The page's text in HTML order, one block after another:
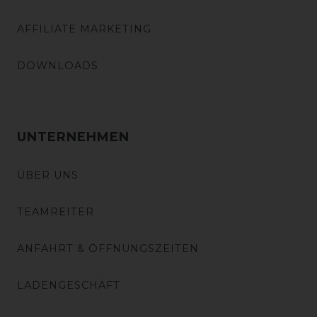
AFFILIATE MARKETING
DOWNLOADS
UNTERNEHMEN
ÜBER UNS
TEAMREITER
ANFAHRT & ÖFFNUNGSZEITEN
LADENGESCHÄFT